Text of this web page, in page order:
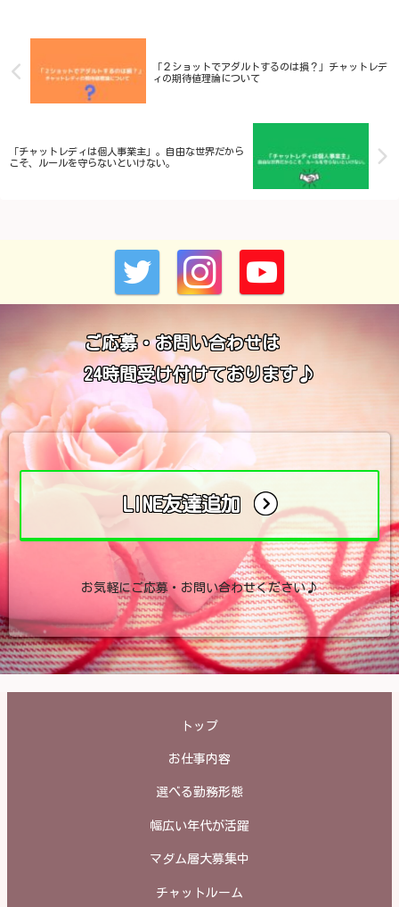
「２ショットでアダルトするのは損？」チャットレデ
ィの期待値理論について
「チャットレディは個人事業主」。自由な世界だから
こそ、ルールを守らないといけない。
ご応募・お問い合わせは
24時間受け付けております♪
LINE友達追加
お気軽にご応募・お問い合わせください♪
トップ
お仕事内容
選べる勤務形態
幅広い年代が活躍
マダム層大募集中
チャットルーム